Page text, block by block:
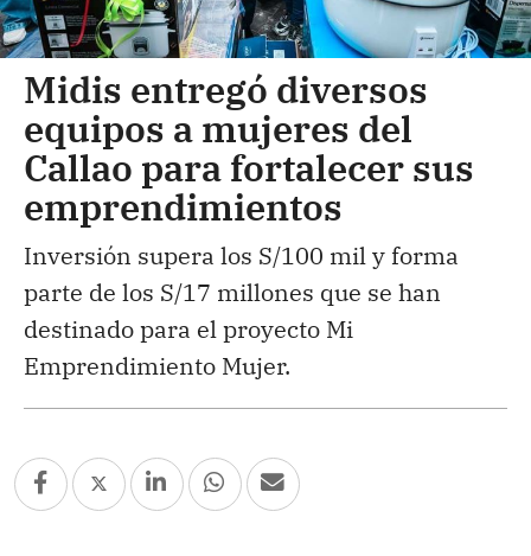
Midis entregó diversos
equipos a mujeres del
Callao para fortalecer sus
emprendimientos
Inversión supera los S/100 mil y forma
parte de los S/17 millones que se han
destinado para el proyecto Mi
Emprendimiento Mujer.